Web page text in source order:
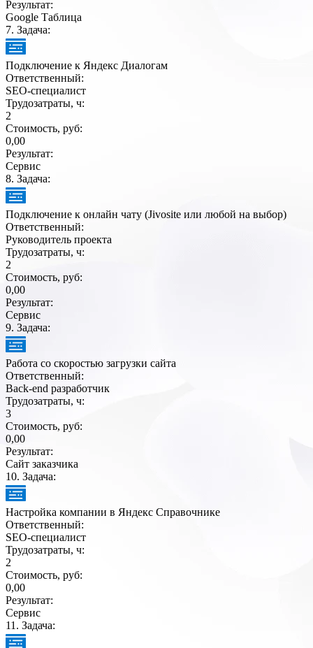
Результат:
Google Таблица
7. Задача:
Подключение к Яндекс Диалогам
Ответственный:
SEO-специалист
Трудозатраты, ч:
2
Стоимость, руб:
0,00
Результат:
Сервис
8. Задача:
Подключение к онлайн чату (Jivosite или любой на выбор)
Ответственный:
Руководитель проекта
Трудозатраты, ч:
2
Стоимость, руб:
0,00
Результат:
Сервис
9. Задача:
Работа со скоростью загрузки сайта
Ответственный:
Back-end разработчик
Трудозатраты, ч:
3
Стоимость, руб:
0,00
Результат:
Сайт заказчика
10. Задача:
Настройка компании в Яндекс Справочнике
Ответственный:
SEO-специалист
Трудозатраты, ч:
2
Стоимость, руб:
0,00
Результат:
Сервис
11. Задача: